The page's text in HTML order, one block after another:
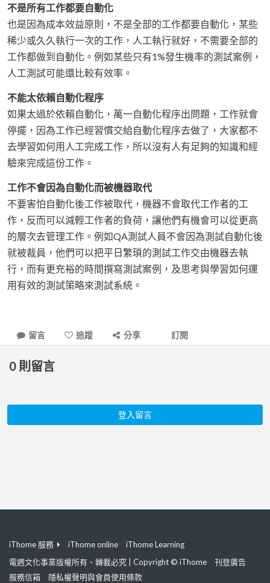
不是所有工作都要自動化
也是因為成本效益原則，不是全部的工作都要自動化，某些
稀少或久久執行一次的工作，人工執行就好，不需要全部的
工作都做到自動化。例如某些只有1%發生機率的測試案例，
人工測試可能還比較有效率。
不能太依賴自動化程序
如果太過於依賴自動化，萬一自動化程序出問題，工作就會
停擺，因為工作已經習慣交給自動化程序去做了，大家都不
去學習如何用人工完成工作，所以沒有人有足夠的知識和經
驗來完成這份工作。
工作不會因為自動化而被機器取代
不要害怕自動化後工作被取代，機器不會取代工作者的工
作，反而可以減輕工作者的負荷，讓他們有機會可以從更高
的層次去管理工作。例如QA測試人員不會因為測試自動化後
就被裁員，他們可以把平日繁瑣的測試工作交由機器去執
行，而有更充裕的時間撰寫測試案例，及思考與學習如何運
用有效的測試策略來測試系統。
留言 追蹤 分享 訂閱
0 則留言
登入留言
iThome 服務 iThome online
iThome Learning
電週文化事業版權所有、轉載必究 | Copyright © iThome
刊登廣告
服務信箱
隱私權聲明與會員使用條款